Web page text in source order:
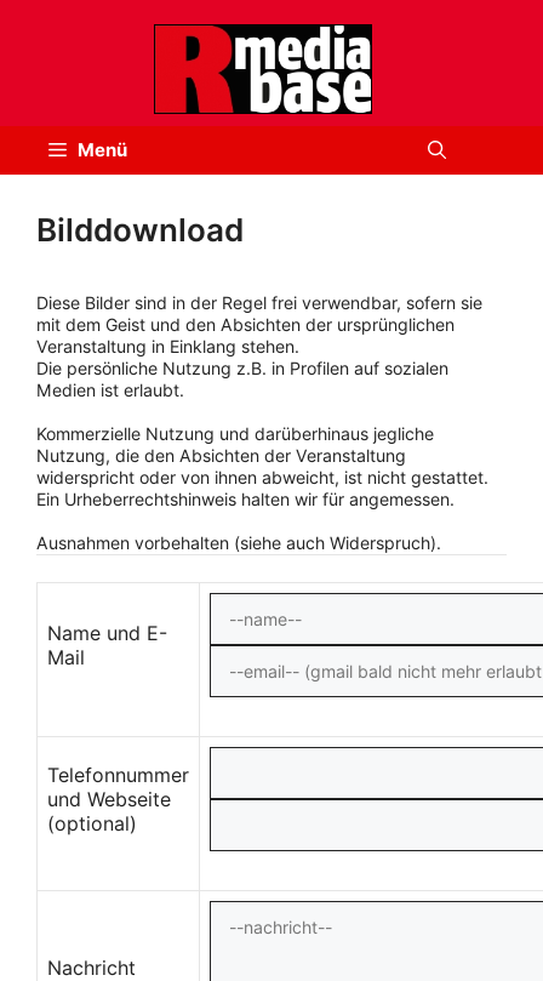
Menü
Bilddownload
Diese Bilder sind in der Regel frei verwendbar, sofern sie
mit dem Geist und den Absichten der ursprünglichen
Veranstaltung in Einklang stehen.
Die persönliche Nutzung z.B. in Profilen auf sozialen
Medien ist erlaubt.
Kommerzielle Nutzung und darüberhinaus jegliche
Nutzung, die den Absichten der Veranstaltung
widerspricht oder von ihnen abweicht, ist nicht gestattet.
Ein Urheberrechtshinweis halten wir für angemessen.
Ausnahmen vorbehalten (siehe auch Widerspruch).
Name und E-
Mail
Telefonnummer
und Webseite
(optional)
Nachricht